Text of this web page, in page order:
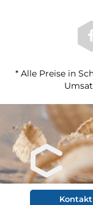
* Alle Preise in
Kontakt